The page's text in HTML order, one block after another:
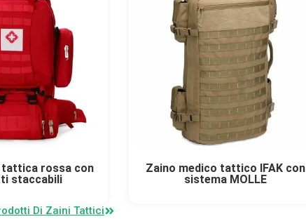
tattica rossa con
staccabili
Zaino medico tattico IFAK con
sistema MOLLE
Di Zaini Tattici